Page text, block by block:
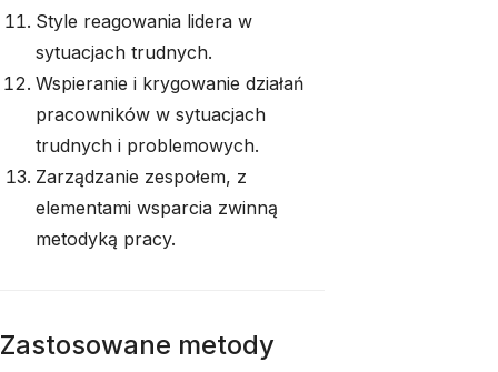
Style reagowania lidera w
sytuacjach trudnych.
Wspieranie i krygowanie działań
pracowników w sytuacjach
trudnych i problemowych.
Zarządzanie zespołem, z
elementami wsparcia zwinną
metodyką pracy.
Zastosowane metody